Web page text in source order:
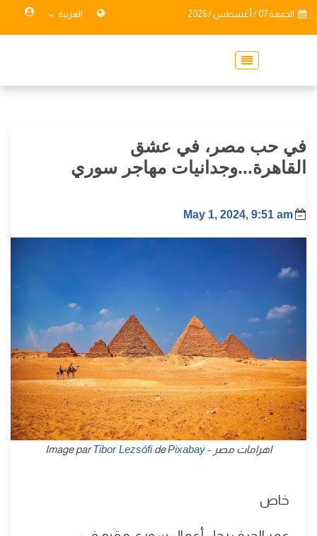
الجمعة 07 / أغسطس / 2026 العربية
في حب مصر، في عشق
القاهرة...وجدانيات مهاجر سوري
May 1, 2024, 9:51 am
اهرامات مصر - Image par Tibor LezsófidePixabay
خاص